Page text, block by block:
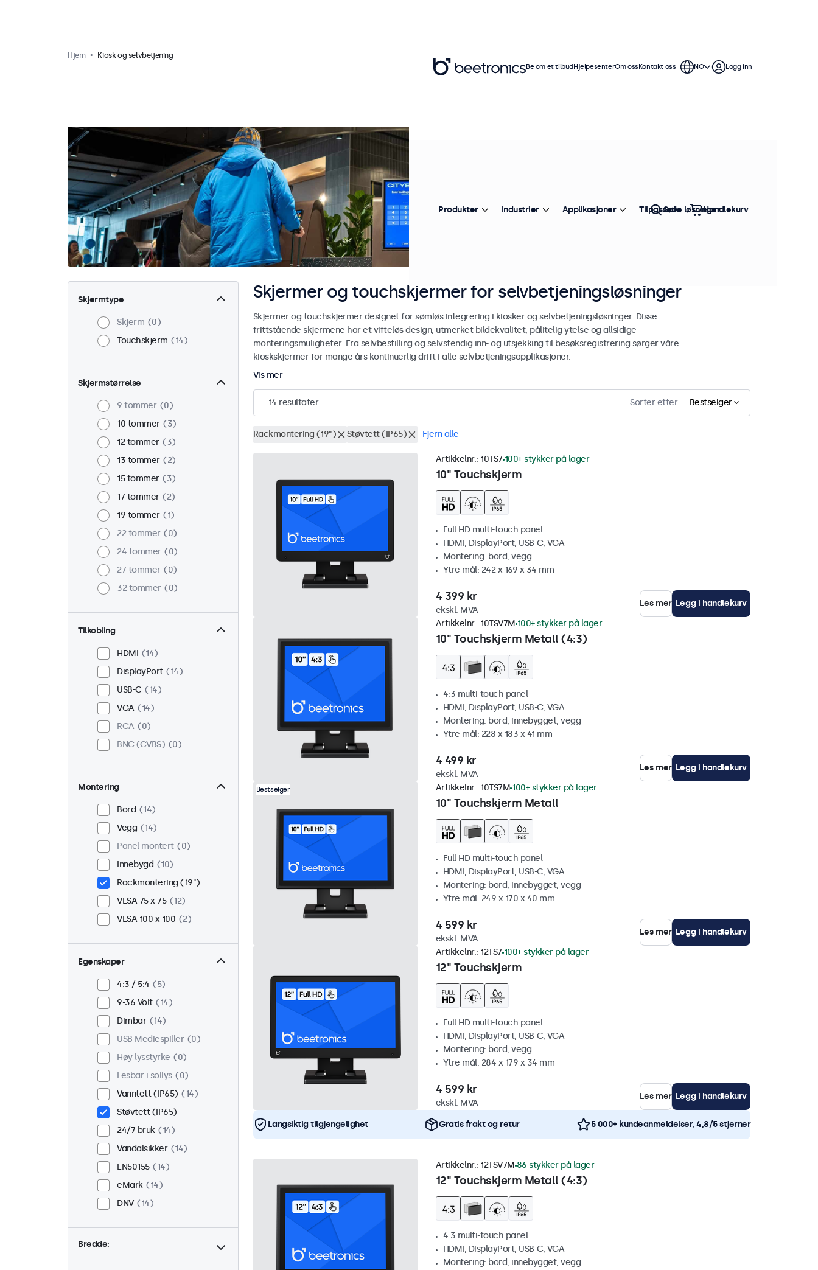
Hjem Kiosk og selvbetjening
Skjermtype
Skjerm
0
Touchskjerm
14
Skjermstørrelse
9 tommer
0
10 tommer
3
12 tommer
3
13 tommer
2
15 tommer
3
17 tommer
2
19 tommer
1
22 tommer
0
24 tommer
0
27 tommer
0
32 tommer
0
Tilkobling
HDMI
14
DisplayPort
14
USB-C
14
VGA
14
RCA
0
BNC (CVBS)
0
Montering
Bord
14
Vegg
14
Panel montert
0
Innebygd
10
Rackmontering (19")
VESA 75 x 75
12
VESA 100 x 100
2
Egenskaper
4:3 / 5:4
5
9-36 Volt
14
Dimbar
14
USB Mediespiller
0
Høy lysstyrke
0
Lesbar i sollys
0
Vanntett (IP65)
14
Støvtett (IP65)
24/7 bruk
14
Vandalsikker
14
EN50155
14
eMark
14
DNV
14
Bredde:
Skjermer og touchskjermer for selvbetjeningsløsninger
Skjermer og touchskjermer designet for sømløs integrering i kiosker og selvbetjeningsløsninger. Disse
frittstående skjermene har et vifteløs design, utmerket bildekvalitet, pålitelig ytelse og allsidige
monteringsmuligheter. Fra selvbestilling og selvstendig inn- og utsjekking til besøksregistrering sørger våre
kioskskjermer for mange års kontinuerlig drift i alle selvbetjeningsapplikasjoner.
Vis mer
14 resultater Sorter etter: Bestselger
Rackmontering (19") Støvtett (IP65) Fjern alle
10" Touchskjerm
Artikkelnr.: 10TS7 100+ stykker på lager
Full HD multi-touch panel
HDMI, DisplayPort, USB-C, VGA
Montering: bord, vegg
Ytre mål: 242 x 169 x 34 mm
4 399 kr
ekskl. MVA
Les mer Legg i handlekurv
10" Touchskjerm Metall (4:3)
Artikkelnr.: 10TSV7M 100+ stykker på lager
4:3 multi-touch panel
HDMI, DisplayPort, USB-C, VGA
Montering: bord, innebygget, vegg
Ytre mål: 228 x 183 x 41 mm
4 499 kr
ekskl. MVA
Les mer Legg i handlekurv
Bestselger
10" Touchskjerm Metall
Artikkelnr.: 10TS7M 100+ stykker på lager
Full HD multi-touch panel
HDMI, DisplayPort, USB-C, VGA
Montering: bord, innebygget, vegg
Ytre mål: 249 x 170 x 40 mm
4 599 kr
ekskl. MVA
Les mer Legg i handlekurv
12" Touchskjerm
Artikkelnr.: 12TS7 100+ stykker på lager
Full HD multi-touch panel
HDMI, DisplayPort, USB-C, VGA
Montering: bord, vegg
Ytre mål: 284 x 179 x 34 mm
4 599 kr
ekskl. MVA
Les mer Legg i handlekurv
Langsiktig tilgjengelighet Gratis frakt og retur 5 000+ kundeanmeldelser, 4,8/5 stjerner
12" Touchskjerm Metall (4:3)
Artikkelnr.: 12TSV7M 86 stykker på lager
4:3 multi-touch panel
HDMI, DisplayPort, USB-C, VGA
Montering: bord, innebygget, vegg
Be om et tilbudHjelpesenterOm ossKontakt oss NO Logg inn
Produkter Industrier Applikasjoner Tilpassede løsninger
Søk Handlekurv